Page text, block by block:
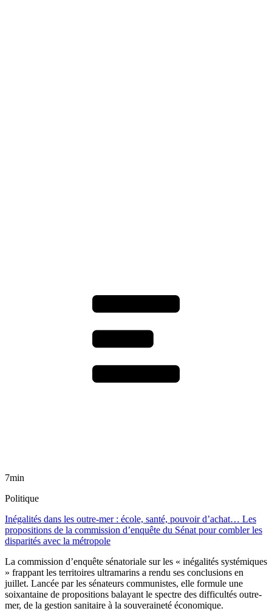
7min
Politique
Inégalités dans les outre-mer : école, santé, pouvoir d’achat… Les
propositions de la commission d’enquête du Sénat pour combler les
disparités avec la métropole
La commission d’enquête sénatoriale sur les « inégalités systémiques
» frappant les territoires ultramarins a rendu ses conclusions en
juillet. Lancée par les sénateurs communistes, elle formule une
soixantaine de propositions balayant le spectre des difficultés outre-
mer, de la gestion sanitaire à la souveraineté économique.